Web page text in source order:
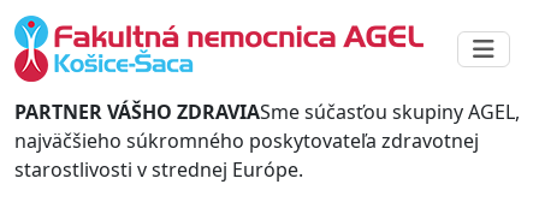
PARTNER VÁŠHO ZDRAVIASme súčasťou skupiny AGEL,
najväčšieho súkromného poskytovateľa zdravotnej
starostlivosti v strednej Európe.